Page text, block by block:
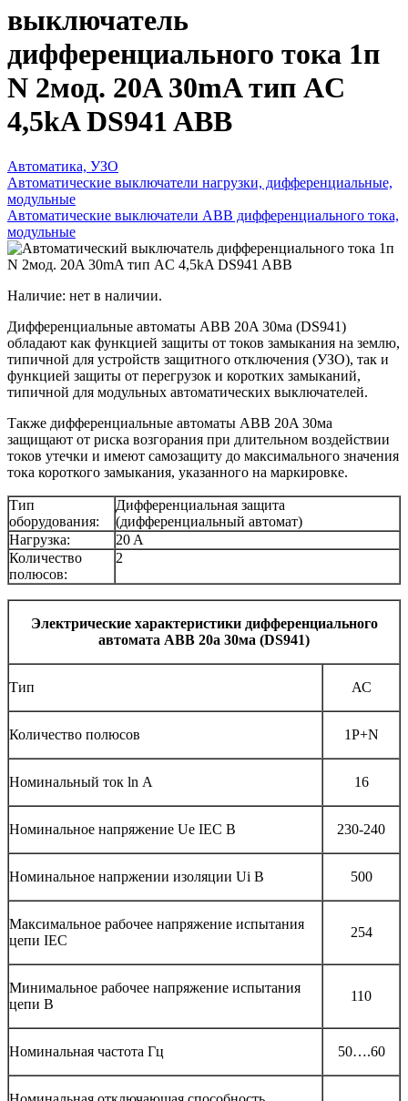
выключатель
дифференциального тока 1п
N 2мод. 20A 30mA тип AC
4,5kA DS941 ABB
Автоматика, УЗО
Автоматические выключатели нагрузки, дифференциальные,
модульные
Автоматические выключатели ABB дифференциального тока,
модульные
Наличие: нет в наличии.
Дифференциальные автоматы ABB 20A 30ма (DS941)
обладают как функцией защиты от токов замыкания на землю,
типичной для устройств защитного отключения (УЗО), так и
функцией защиты от перегрузок и коротких замыканий,
типичной для модульных автоматических выключателей.
Также дифференциальные автоматы ABB 20A 30ма
защищают от риска возгорания при длительном воздействии
токов утечки и имеют самозащиту до максимального значения
тока короткого замыкания, указанного на маркировке.
Тип
оборудования:
Дифференциальная защита
(дифференциальный автомат)
Нагрузка:
20 A
Количество
полюсов:
2
Электрические характеристики дифференциального
автомата ABB 20а 30ма (DS941)
Тип АС
Количество полюсов 1P+N
Номинальный ток ln А 16
Номинальное напряжение Ue IEC В 230-240
Номинальное напржении изоляции Ui В 500
Максимальное рабочее напряжение испытания
цепи IEC
254
Минимальное рабочее напряжение испытания
цепи В
110
Номинальная частота Гц 50….60